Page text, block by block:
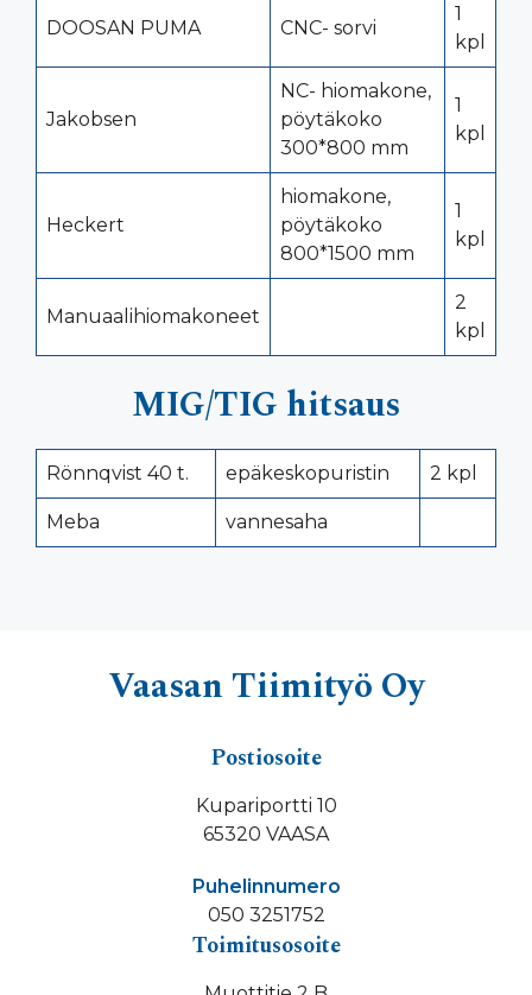
DOOSAN PUMA CNC- sorvi
1
kpl
Jakobsen
NC- hiomakone,
pöytäkoko
300*800 mm
1
kpl
Heckert
hiomakone,
pöytäkoko
800*1500 mm
1
kpl
Manuaalihiomakoneet
2
kpl
MIG/TIG hitsaus
Rönnqvist 40 t. epäkeskopuristin 2 kpl
Meba vannesaha
Vaasan Tiimityö Oy
Postiosoite
Kupariportti 10
65320 VAASA
Puhelinnumero
050 3251752
Toimitusosoite